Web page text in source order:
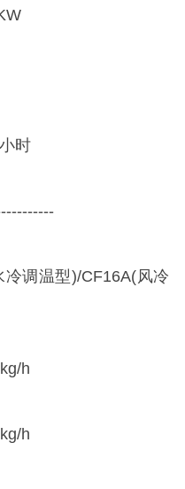
时
调温型)/CF16A(风冷
h
h